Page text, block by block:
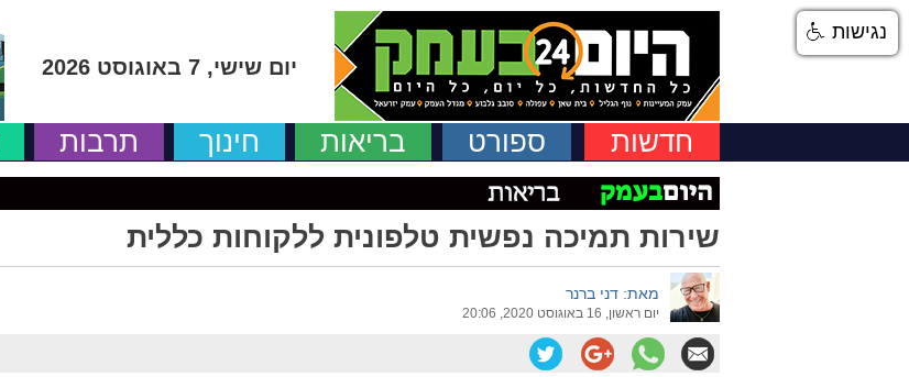
יום שישי, 7 באוגוסט 2026
חדשות ספורט בריאות חינוך תרבות
שירות תמיכה נפשית טלפונית ללקוחות כללית
מאת: דני ברנר
יום ראשון, 16 באוגוסט 2020, 20:06
נגישות